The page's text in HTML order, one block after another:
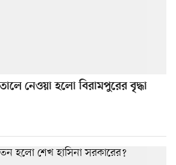
নেওয়া হলো বিরামপুরের বৃদ্ধা